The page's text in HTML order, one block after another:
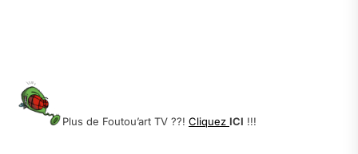
Plus de Foutou’art TV ??! Cliquez ICI !!!